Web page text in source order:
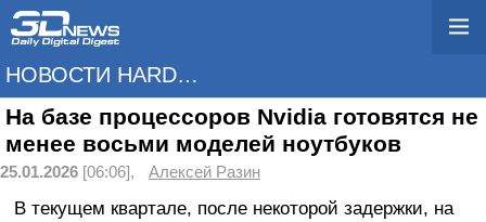
НОВОСТИ HARDWARE
На базе процессоров Nvidia готовятся не
менее восьми моделей ноутбуков
25.01.2026 [06:06], Алексей Разин
В текущем квартале, после некоторой задержки, на